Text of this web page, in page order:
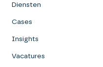
Diensten
Cases
Insights
Vacatures